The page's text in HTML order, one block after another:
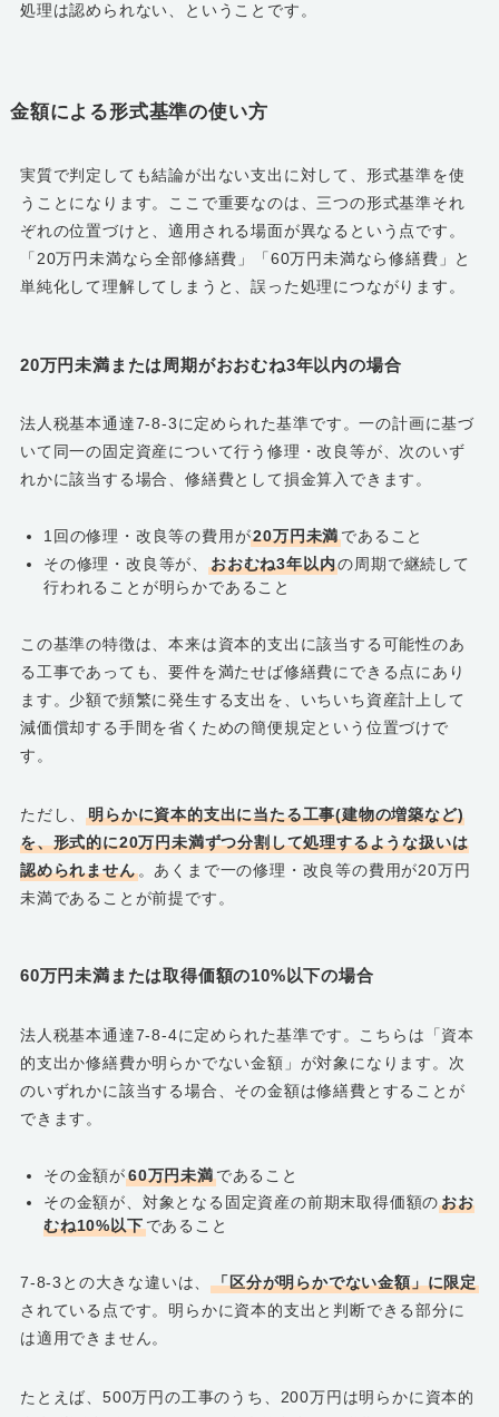
処理は認められない、ということです。
金額による形式基準の使い方
実質で判定しても結論が出ない支出に対して、形式基準を使
うことになります。ここで重要なのは、三つの形式基準それ
ぞれの位置づけと、適用される場面が異なるという点です。
「20万円未満なら全部修繕費」「60万円未満なら修繕費」と
単純化して理解してしまうと、誤った処理につながります。
20万円未満または周期がおおむね3年以内の場合
法人税基本通達7-8-3に定められた基準です。一の計画に基づ
いて同一の固定資産について行う修理・改良等が、次のいず
れかに該当する場合、修繕費として損金算入できます。
1回の修理・改良等の費用が20万円未満であること
その修理・改良等が、
おおむね3年以内の周期で継続して
行われることが明らかであること
この基準の特徴は、本来は資本的支出に該当する可能性のあ
る工事であっても、要件を満たせば修繕費にできる点にあり
ます。少額で頻繁に発生する支出を、いちいち資産計上して
減価償却する手間を省くための簡便規定という位置づけで
す。
ただし、明らかに資本的支出に当たる工事(建物の増築など)
を、形式的に20万円未満ずつ分割して処理するような扱いは
認められません。あくまで一の修理・改良等の費用が20万円
未満であることが前提です。
60万円未満または取得価額の10%以下の場合
法人税基本通達7-8-4に定められた基準です。こちらは「資本
的支出か修繕費か明らかでない金額」が対象になります。次
のいずれかに該当する場合、その金額は修繕費とすることが
できます。
その金額が60万円未満であること
その金額が、対象となる固定資産の前期末取得価額のおお
むね10%以下であること
7-8-3との大きな違いは、「区分が明らかでない金額」に限定
されている点です。明らかに資本的支出と判断できる部分に
は適用できません。
たとえば、500万円の工事のうち、200万円は明らかに資本的